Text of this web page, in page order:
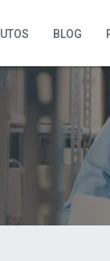
BLOG